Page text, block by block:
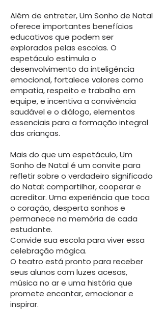
Além de entreter, Um Sonho de Natal
oferece importantes benefícios
educativos que podem ser
explorados pelas escolas. O
espetáculo estimula o
desenvolvimento da inteligência
emocional, fortalece valores como
empatia, respeito e trabalho em
equipe, e incentiva a convivência
saudável e o diálogo, elementos
essenciais para a formação integral
das crianças.
Mais do que um espetáculo, Um
Sonho de Natal é um convite para
refletir sobre o verdadeiro significado
do Natal: compartilhar, cooperar e
acreditar. Uma experiência que toca
o coração, desperta sonhos e
permanece na memória de cada
estudante.
Convide sua escola para viver essa
celebração mágica.
O teatro está pronto para receber
seus alunos com luzes acesas,
música no ar e uma história que
promete encantar, emocionar e
inspirar.